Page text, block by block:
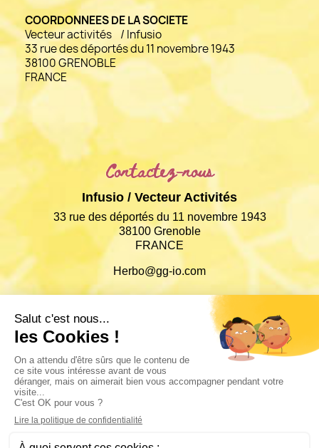
COORDONNEES DE LA SOCIETE
Vecteur activités / Infusio
33 rue des déportés du 11 novembre 1943
38100 GRENOBLE
FRANCE
Contactez-nous
Infusio / Vecteur Activités
33 rue des déportés du 11 novembre 1943
38100 Grenoble
FRANCE
Herbo@gg-io.com
Conditions Générales de Ventes
Politique de confidentialités
Retours & Livraisons
Paiements sécurisés